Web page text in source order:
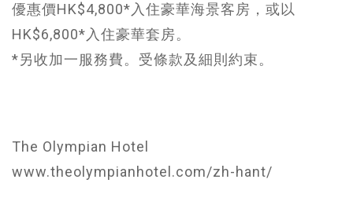
優惠價HK$4,800*入住豪華海景客房，或以
HK$6,800*入住豪華套房。
*另收加一服務費。受條款及細則約束。
The Olympian Hotel
www.theolympianhotel.com/zh-hant/